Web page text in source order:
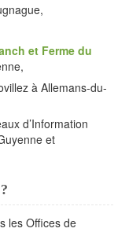
et Ferme du
à Allemans-du-
d’Information
et
les Offices de